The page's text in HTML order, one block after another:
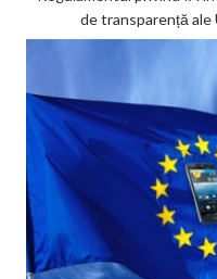
de transparență ale